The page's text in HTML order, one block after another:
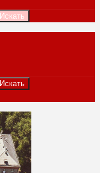
Искать
Искать